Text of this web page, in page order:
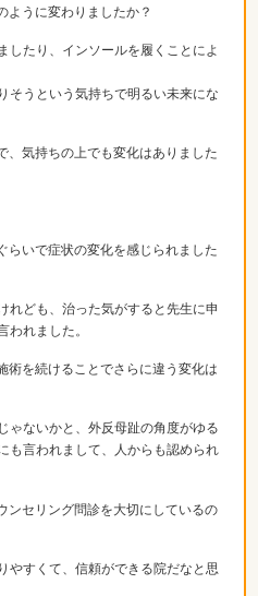
ように変わりましたか？
したり、インソールを履くことによ
そうという気持ちで明るい未来にな
、気持ちの上でも変化はありました
らいで症状の変化を感じられました
れども、治った気がすると先生に申
われました。
術を続けることでさらに違う変化は
ゃないかと、外反母趾の角度がゆる
も言われまして、人からも認められ
ンセリング問診を大切にしているの
やすくて、信頼ができる院だなと思